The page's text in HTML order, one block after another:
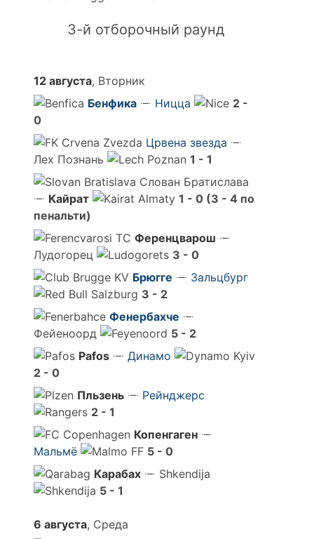
3-й отборочный раунд
12 августа, Вторник
Бенфика
Ницца
2 -
0
Црвена звезда
Лех Познань
1 - 1
Слован Братислава
Кайрат
1 - 0 (3 - 4 по
пенальти)
Ференцварош
Лудогорец
3 - 0
Брюгге
Зальцбург
3 - 2
Фенербахче
Фейеноорд
5 - 2
Pafos
Динамо
2 - 0
Пльзень
Рейнджерс
2 - 1
Копенгаген
Мальмё
5 - 0
Карабах
Shkendija
5 - 1
6 августа, Среда